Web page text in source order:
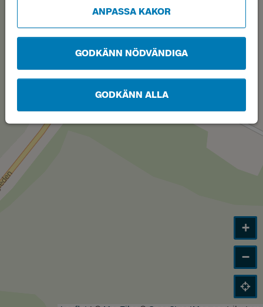
ANPASSA KAKOR
GODKÄNN NÖDVÄNDIGA
GODKÄNN ALLA
+
−